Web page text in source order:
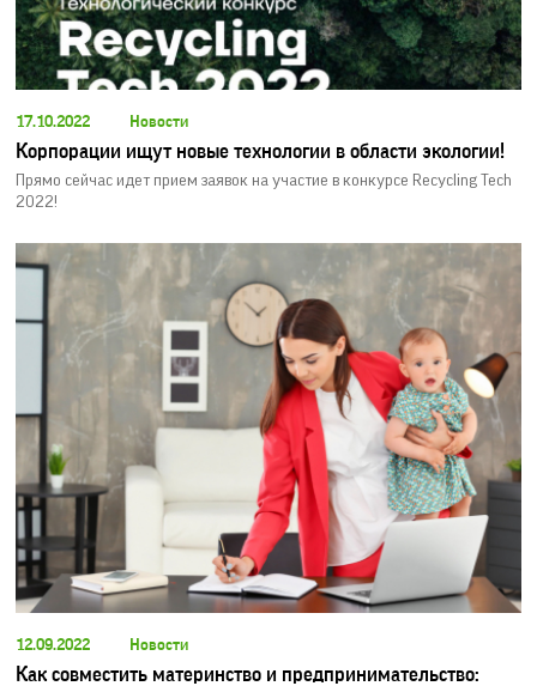
17.10.2022 Новости
Корпорации ищут новые технологии в области экологии!
Прямо сейчас идет прием заявок на участие в конкурсе Recycling Tech
2022!
12.09.2022 Новости
Как совместить материнство и предпринимательство: